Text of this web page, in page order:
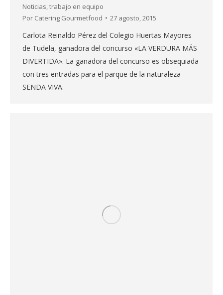
Noticias,trabajo en equipo
Por Catering Gourmetfood 27 agosto, 2015
Carlota Reinaldo Pérez del Colegio Huertas Mayores
de Tudela, ganadora del concurso «LA VERDURA MÁS
DIVERTIDA». La ganadora del concurso es obsequiada
con tres entradas para el parque de la naturaleza
SENDA VIVA.